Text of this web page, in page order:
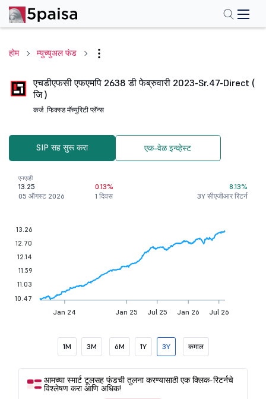
होम म्युच्युअल फंड
एचडीएफसी एफएमपि 2638 डी फेब्रुवारी 2023-Sr.47-Direct (
जि )
कर्ज .फिक्स्ड मॅच्युरिटी प्लॅन्स
SIP सह सुरू करा एक-वेळ इन्व्हेस्ट
एनएव्ही
13.25
05 ऑगस्ट 2026
0.13%
1 दिवस
8.13%
3Y सीएजीआर रिटर्न
Jan 24 Jan 25 Jul 25 Jan 26 Jul 26
13.26
12.70
12.14
11.59
11.03
10.47
1M 3M 6M 1Y 3Y कमाल
आमच्या स्मार्ट टूलसह फंडची तुलना करण्यासाठी एक क्लिक-रिटर्नचे
विश्लेषण करा आणि अधिक!